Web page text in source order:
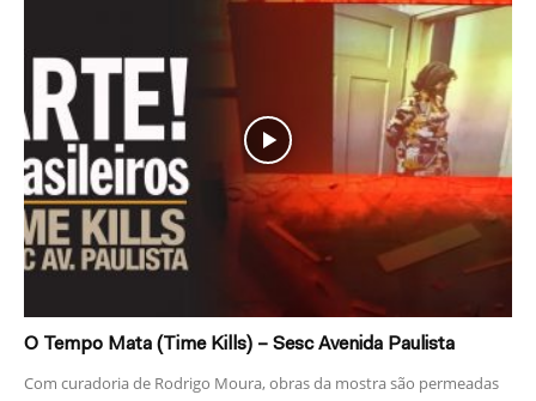
O Tempo Mata (Time Kills) – Sesc Avenida Paulista
Com curadoria de Rodrigo Moura, obras da mostra são permeadas